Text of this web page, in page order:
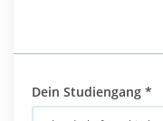
Dein Studiengang *